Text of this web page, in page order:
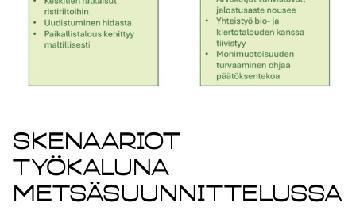
Skenaariot
työkaluna
metsäsuunnittelussa